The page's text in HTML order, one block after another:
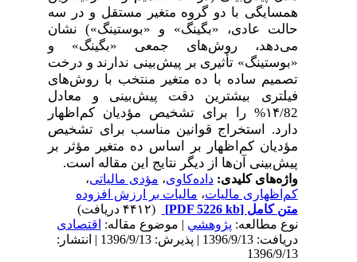
همسایگی با دو گروه متغیر مستقل و در سه
حالت عادی، «بگینگ» و «بوستینگ») نشان
می‌دهد، روش‌های جمعی «بگینگ» و
«بوستینگ» تأثیری بر پیش‌بینی ندارند و درخت
تصمیم ساده با ده متغیر منتخب با روش‌های
فیلتری بیشترین دقت پیش‌بینی و معادل
‌۱۴/82%‌‌ را برای تشخیص مؤدیان کم‌اظهار
دارد. استخراج قوانین مناسب برای تشخیص
مؤدیان کم‌اظهار بر اساس ده متغیر مؤثر بر
پیش‌بینی آن‌ها از دیگر نتایج این مقاله است.
واژه‌های کلیدی:داده‌کاوی،مؤدی مالیاتی،
کم‌اظهاری مالیات،مالیات بر ارزش افزوده
متن کامل[PDF 5226 kb]
نوع مطالعه:پژوهشي| موضوع مقاله:اقتصادی
دریافت: 1396/9/13 | پذیرش: 1396/9/13 | انتشار:
1396/9/13